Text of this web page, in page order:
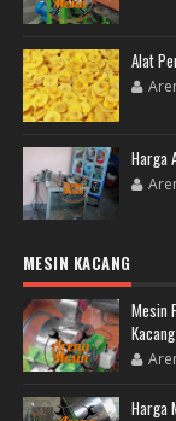
Alat
Harga
MESIN KACANG
Mesin
Kacang
Harga